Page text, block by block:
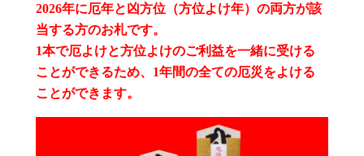
2026年に厄年と凶方位（方位よけ年）の両方が該
当する方のお札です。
1本で厄よけと方位よけのご利益を一緒に受ける
ことができるため、1年間の全ての厄災をよける
ことができます。